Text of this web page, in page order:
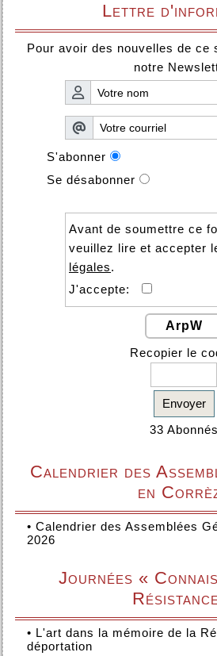
Lettre
Pour avoir des nouvelles de ce
notre
S'abonner
Se désabonner
Avant de soumettre ce
veuillez lire et accepter
légales.
J'accepte:
ArpW
Recopier le
Envoyer
33 Abonnés
Calendrier des
en
• Calendrier des Assemblées
2026
Journées «
• L'art dans la mémoire de la
déportation